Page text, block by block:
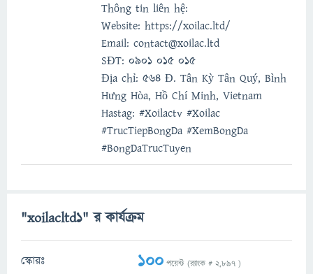
Thông tin liên hệ:
Website: https://xoilac.ltd/
Email: contact@xoilac.ltd
SĐT: 0901 015 015
Địa chỉ: 564 Đ. Tân Kỳ Tân Quý, Bình
Hưng Hòa, Hồ Chí Minh, Vietnam
Hastag: #Xoilactv #Xoilac
#TrucTiepBongDa #XemBongDa
#BongDaTrucTuyen
"xoilacltd1" র কার্যক্রম
স্কোরঃ 100 পয়েন্ট (র‌্যাংক # 2,897 )